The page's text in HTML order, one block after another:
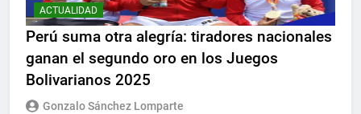
ACTUALIDAD
Perú suma otra alegría: tiradores nacionales
ganan el segundo oro en los Juegos
Bolivarianos 2025
Gonzalo Sánchez Lomparte